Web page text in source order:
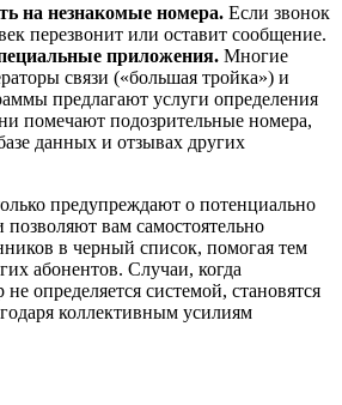
на незнакомые номера. Если звонок
перезвонит или оставит сообщение.
приложения. Многие
связи («большая тройка») и
предлагают услуги определения
помечают подозрительные номера,
данных и отзывах других
предупреждают о потенциально
вам самостоятельно
в черный список, помогая тем
абонентов. Случаи, когда
определяется системой, становятся
коллективным усилиям